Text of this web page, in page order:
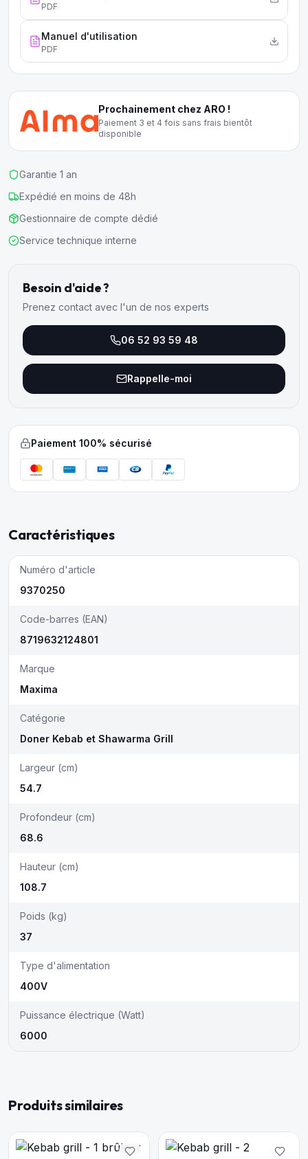
PDF
Manuel d'utilisation
PDF
Prochainement chez ARO !
Paiement 3 et 4 fois sans frais bientôt
disponible
Garantie 1 an
Expédié en moins de 48h
Gestionnaire de compte dédié
Service technique interne
Besoin d'aide ?
Prenez contact avec l'un de nos experts
06 52 93 59 48
Rappelle-moi
Paiement 100% sécurisé
Caractéristiques
Numéro d'article
9370250
Code-barres (EAN)
8719632124801
Marque
Maxima
Catégorie
Doner Kebab et Shawarma Grill
Largeur (cm)
54.7
Profondeur (cm)
68.6
Hauteur (cm)
108.7
Poids (kg)
37
Type d'alimentation
400V
Puissance électrique (Watt)
6000
Produits similaires